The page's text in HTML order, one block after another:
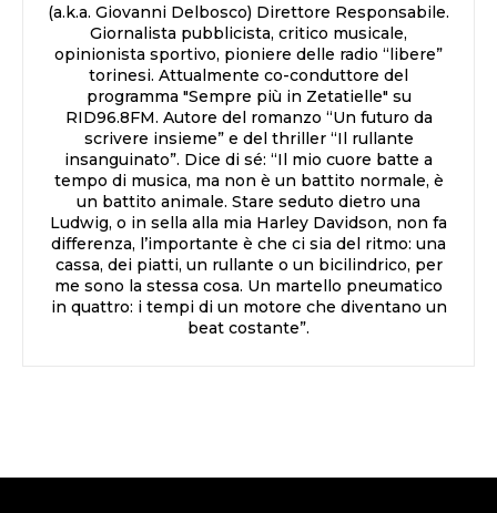
(a.k.a. Giovanni Delbosco) Direttore Responsabile.
Giornalista pubblicista, critico musicale,
opinionista sportivo, pioniere delle radio “libere”
torinesi. Attualmente co-conduttore del
programma "Sempre più in Zetatielle" su
RID96.8FM. Autore del romanzo “Un futuro da
scrivere insieme” e del thriller “Il rullante
insanguinato”. Dice di sé: “Il mio cuore batte a
tempo di musica, ma non è un battito normale, è
un battito animale. Stare seduto dietro una
Ludwig, o in sella alla mia Harley Davidson, non fa
differenza, l’importante è che ci sia del ritmo: una
cassa, dei piatti, un rullante o un bicilindrico, per
me sono la stessa cosa. Un martello pneumatico
in quattro: i tempi di un motore che diventano un
beat costante”.